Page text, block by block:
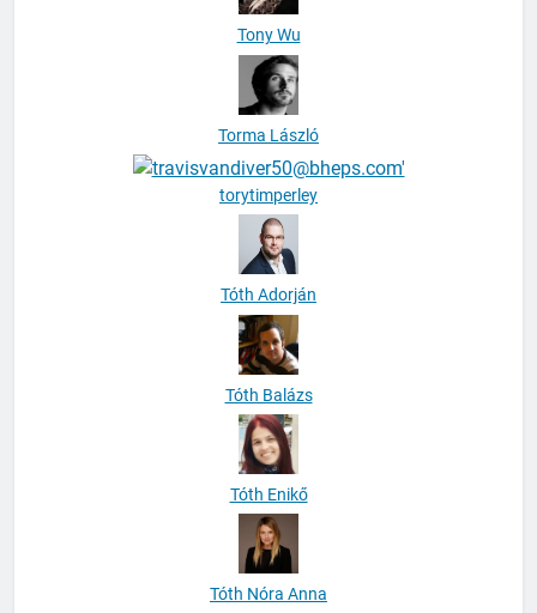
Torma László
Tóth Adorján
Tóth Balázs
Tóth Enikő
Tóth Nóra Anna